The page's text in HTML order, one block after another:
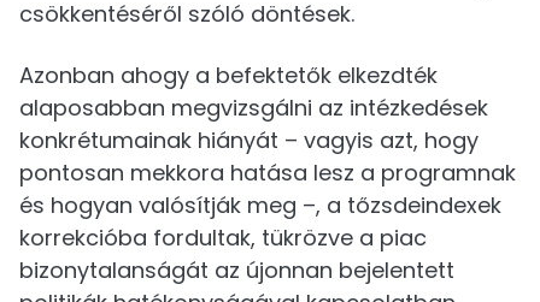
csökkentéséről szóló döntések.
Azonban ahogy a befektetők elkezdték
alaposabban megvizsgálni az intézkedések
konkrétumainak hiányát – vagyis azt, hogy
pontosan mekkora hatása lesz a programnak
és hogyan valósítják meg –, a tőzsdeindexek
korrekcióba fordultak, tükrözve a piac
bizonytalanságát az újonnan bejelentett